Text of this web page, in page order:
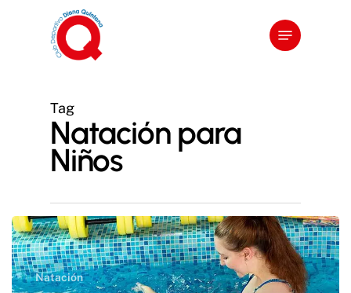
Menu
Tag
Natación para
Niños
Natación